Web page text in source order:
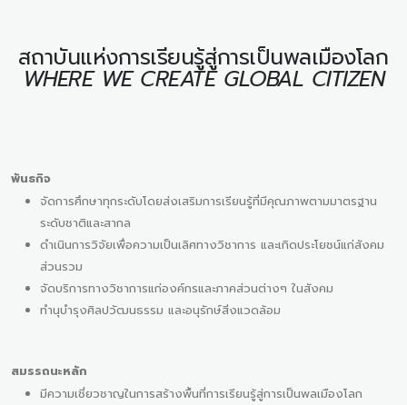
สถาบันแห่งการเรียนรู้สู่การเป็นพลเมืองโลก
WHERE WE CREATE GLOBAL CITIZEN
พันธกิจ
จัดการศึกษาทุกระดับโดยส่งเสริมการเรียนรู้ที่มีคุณภาพตามมาตรฐาน
ระดับชาติและสากล
ดำเนินการวิจัยเพื่อความเป็นเลิศทางวิชาการ และเกิดประโยชน์แก่สังคม
ส่วนรวม
จัดบริการทางวิชาการแก่องค์กรและภาคส่วนต่างๆ ในสังคม
ทำนุบำรุงศิลปวัฒนธรรม และอนุรักษ์สิ่งแวดล้อม
สมรรถนะหลัก
มีความเชี่ยวชาญในการสร้างพื้นที่การเรียนรู้สู่การเป็นพลเมืองโลก